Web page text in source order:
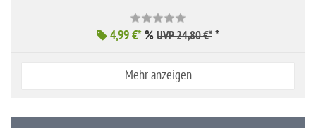
4,99 €*% UVP 24,80 €* *
Mehr anzeigen